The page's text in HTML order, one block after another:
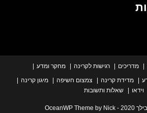
רגישות לקרינה
מחקר ומדע
קרינה צמצום חשיפה
מיגון קרינה
שאלות ותשובות